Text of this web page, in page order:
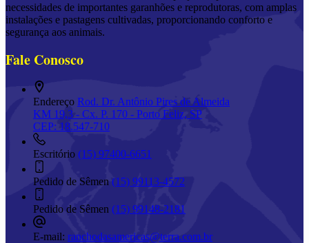
necessidades de importantes garanhões e reprodutoras, com amplas
instalações e pastagens cultivadas, proporcionando conforto e
segurança aos animais.
Fale Conosco
Endereço Rod. Dr. Antônio Pires de Almeida
KM 19,3 - Cx. P. 170 - Porto Feliz, SP
CEP: 18.547-710
Escritório (15) 97400-6651
Pedido de Sêmen (15) 99113-4572
Pedido de Sêmen (15) 99148-2181
E-mail: ranchodasamericas@terra.com.br